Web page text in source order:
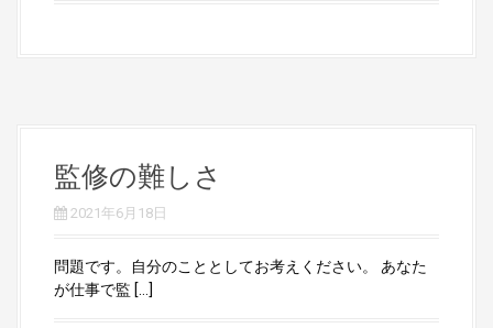
監修の難しさ
2021年6月18日
問題です。自分のこととしてお考えください。 あなた
が仕事で監 […]